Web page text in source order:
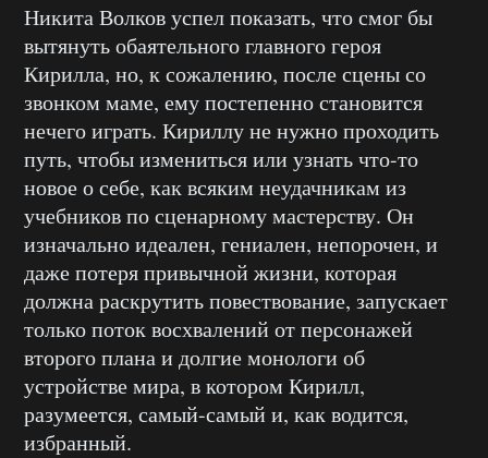
Никита Волков успел показать, что смог бы
вытянуть обаятельного главного героя
Кирилла, но, к сожалению, после сцены со
звонком маме, ему постепенно становится
нечего играть. Кириллу не нужно проходить
путь, чтобы измениться или узнать что-то
новое о себе, как всяким неудачникам из
учебников по сценарному мастерству. Он
изначально идеален, гениален, непорочен, и
даже потеря привычной жизни, которая
должна раскрутить повествование, запускает
только поток восхвалений от персонажей
второго плана и долгие монологи об
устройстве мира, в котором Кирилл,
разумеется, самый-самый и, как водится,
избранный.